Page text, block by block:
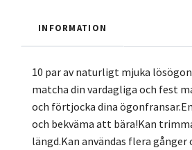
INFORMATION
10 par av naturligt mjuka
matcha din vardagliga och fest
och förtjocka dina
och bekväma att bära!Kan
längd.Kan användas flera gånger